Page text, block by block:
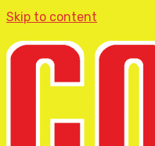
Skip to content